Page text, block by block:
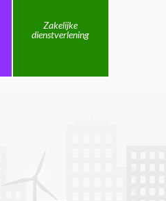
Zakelijke
dienstverlening